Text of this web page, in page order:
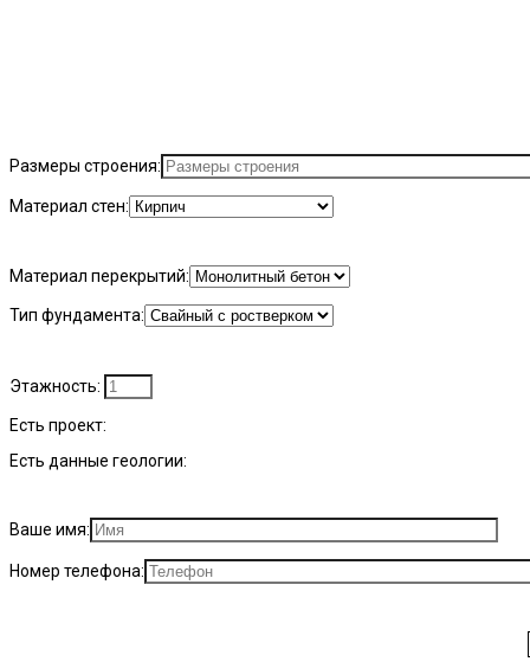
Размеры строения:
Материал стен:
Материал перекрытий:
Тип фундамента:
Этажность:
Есть проект:
Есть данные геологии:
Ваше имя:
Номер телефона: